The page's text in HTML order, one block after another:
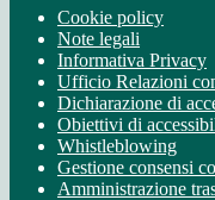
Cookie policy
Note legali
Informativa Privacy
Ufficio Relazioni
Dichiarazione di
Obiettivi di
Whistleblowing
Gestione consensi
Amministrazione